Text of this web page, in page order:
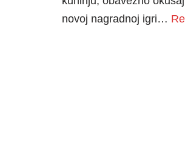
novoj nagradnoj igri…